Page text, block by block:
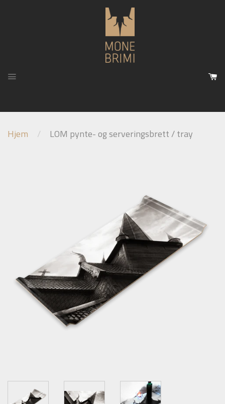
Hjem / LOM pynte- og serveringsbrett / tray